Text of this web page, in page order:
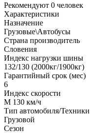
Рекомендуют 0 человек
Характеристики
Назначение
Грузовые\Автобусы
Страна производитель
Словения
Индекс нагрузки шины
132/130 (2000кг/1900кг)
Гарантийный срок (мес)
6
Индекс скорости
M 130 км/ч
Тип автомобиля/Техники
Грузовой
Сезон